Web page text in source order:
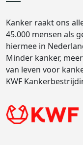
Kanker raakt ons
45.000 mensen als
hiermee in
Minder kanker,
van leven voor
KWF